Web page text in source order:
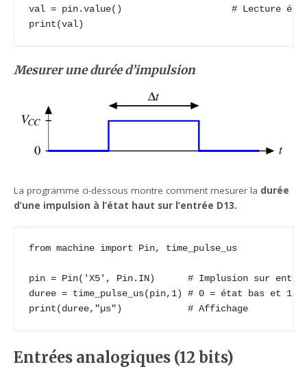
val = pin.value()                    # Lecture état
print(val)
Mesurer une durée d’impulsion
La programme ci-dessous montre comment mesurer la durée
d’une impulsion à l’état haut sur l’entrée D13.
from machine import Pin, time_pulse_us
pin = Pin('X5', Pin.IN)      # Implusion sur entrée
duree = time_pulse_us(pin,1) # 0 = état bas et 1
print(duree,"µs")            # Affichage
Entrées analogiques (12 bits)